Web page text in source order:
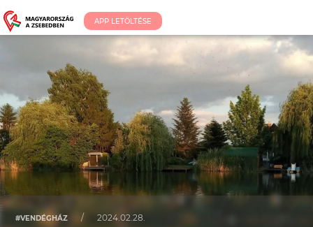
APP LETÖLTÉSE
#VENDÉGHÁZ / 2024.02.28.